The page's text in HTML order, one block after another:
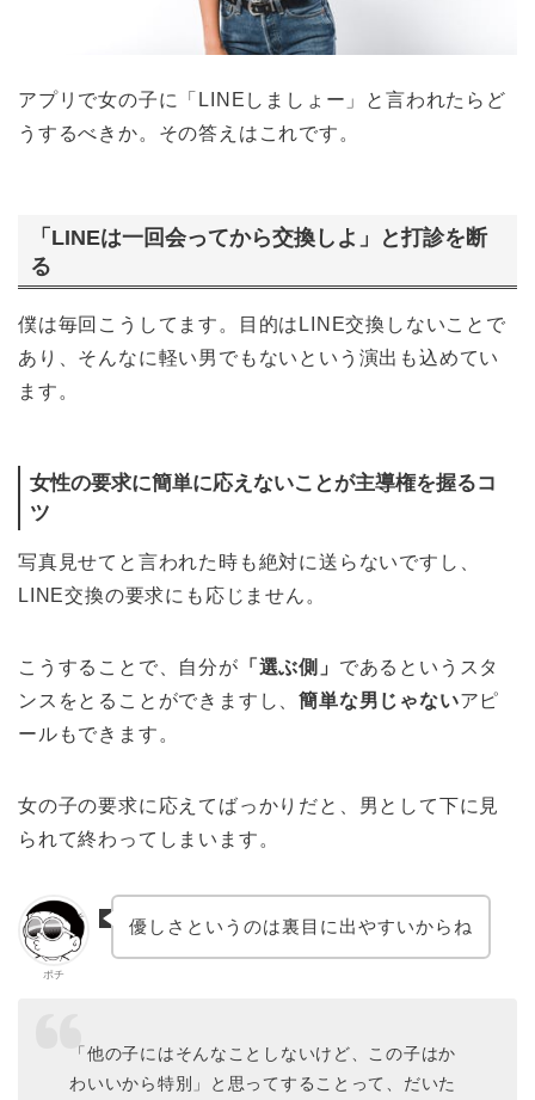
アプリで女の子に「LINEしましょー」と言われたらど
うするべきか。その答えはこれです。
「LINEは一回会ってから交換しよ」と打診を断
る
僕は毎回こうしてます。目的はLINE交換しないことで
あり、そんなに軽い男でもないという演出も込めてい
ます。
女性の要求に簡単に応えないことが主導権を握るコ
ツ
写真見せてと言われた時も絶対に送らないですし、
LINE交換の要求にも応じません。
こうすることで、自分が 「選ぶ側」 であるというスタ
ンスをとることができますし、簡単な男じゃないアピ
ールもできます。
女の子の要求に応えてばっかりだと、男として下に見
られて終わってしまいます。
ポチ
優しさというのは裏目に出やすいからね
「他の子にはそんなことしないけど、この子はか
わいいから特別」と思ってすることって、だいた